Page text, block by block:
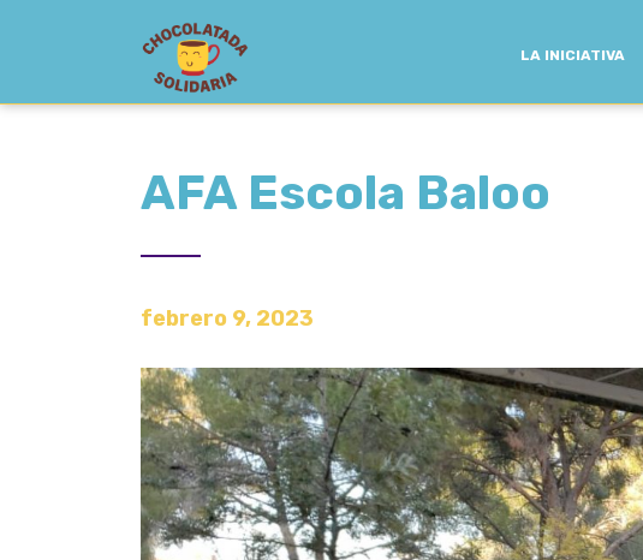
LA INICIATIVA
AFA Escola Baloo
febrero 9, 2023